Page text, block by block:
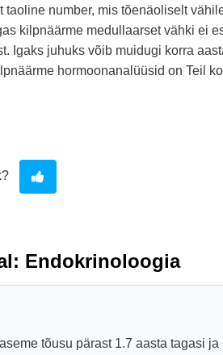
taoline number, mis tõenäoliselt
kilpnäärme medullaarset vähki ei
Igaks juhuks võib muidugi korra
hormoonanalüüsid on Teil
Endokrinoloogia
tõusu pärast 1.7 aasta tagasi ja